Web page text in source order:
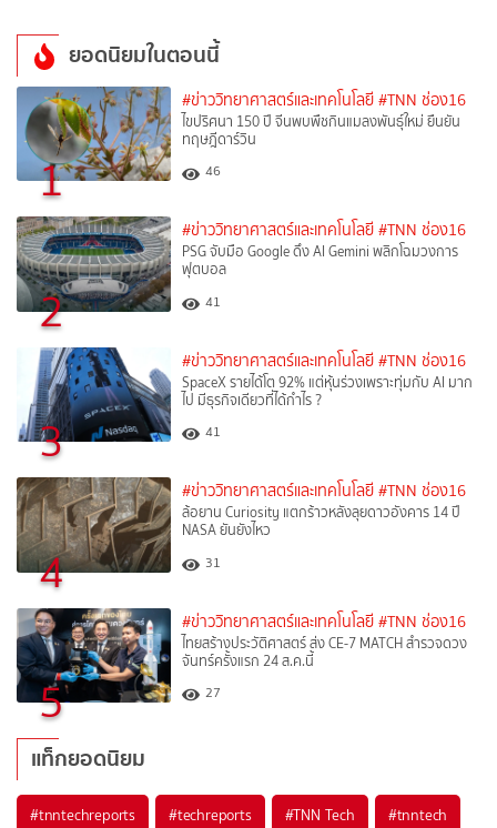
ยอดนิยมในตอนนี้
1
#ข่าววิทยาศาสตร์และเทคโนโลยี #TNN ช่อง16
ไขปริศนา 150 ปี จีนพบพืชกินแมลงพันธุ์ใหม่ ยืนยัน
ทฤษฎีดาร์วิน
46
2
#ข่าววิทยาศาสตร์และเทคโนโลยี #TNN ช่อง16
PSG จับมือ Google ดึง AI Gemini พลิกโฉมวงการ
ฟุตบอล
41
3
#ข่าววิทยาศาสตร์และเทคโนโลยี #TNN ช่อง16
SpaceX รายได้โต 92% แต่หุ้นร่วงเพราะทุ่มกับ AI มาก
ไป มีธุรกิจเดียวที่ได้กำไร ?
41
4
#ข่าววิทยาศาสตร์และเทคโนโลยี #TNN ช่อง16
ล้อยาน Curiosity แตกร้าวหลังลุยดาวอังคาร 14 ปี
NASA ยันยังไหว
31
5
#ข่าววิทยาศาสตร์และเทคโนโลยี #TNN ช่อง16
ไทยสร้างประวัติศาสตร์ ส่ง CE-7 MATCH สำรวจดวง
จันทร์ครั้งแรก 24 ส.ค.นี้
27
แท็กยอดนิยม
#tnntechreports #techreports #TNN Tech #tnntech